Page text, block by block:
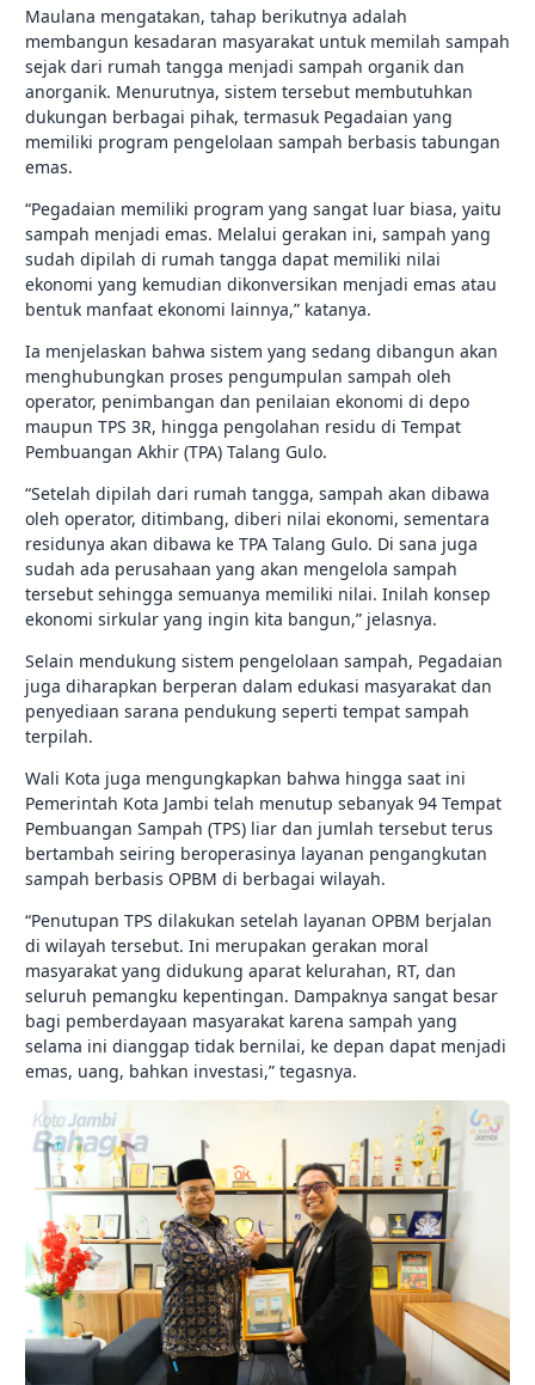
Maulana mengatakan, tahap berikutnya adalah
membangun kesadaran masyarakat untuk memilah sampah
sejak dari rumah tangga menjadi sampah organik dan
anorganik. Menurutnya, sistem tersebut membutuhkan
dukungan berbagai pihak, termasuk Pegadaian yang
memiliki program pengelolaan sampah berbasis tabungan
emas.
“Pegadaian memiliki program yang sangat luar biasa, yaitu
sampah menjadi emas. Melalui gerakan ini, sampah yang
sudah dipilah di rumah tangga dapat memiliki nilai
ekonomi yang kemudian dikonversikan menjadi emas atau
bentuk manfaat ekonomi lainnya,” katanya.
Ia menjelaskan bahwa sistem yang sedang dibangun akan
menghubungkan proses pengumpulan sampah oleh
operator, penimbangan dan penilaian ekonomi di depo
maupun TPS 3R, hingga pengolahan residu di Tempat
Pembuangan Akhir (TPA) Talang Gulo.
“Setelah dipilah dari rumah tangga, sampah akan dibawa
oleh operator, ditimbang, diberi nilai ekonomi, sementara
residunya akan dibawa ke TPA Talang Gulo. Di sana juga
sudah ada perusahaan yang akan mengelola sampah
tersebut sehingga semuanya memiliki nilai. Inilah konsep
ekonomi sirkular yang ingin kita bangun,” jelasnya.
Selain mendukung sistem pengelolaan sampah, Pegadaian
juga diharapkan berperan dalam edukasi masyarakat dan
penyediaan sarana pendukung seperti tempat sampah
terpilah.
Wali Kota juga mengungkapkan bahwa hingga saat ini
Pemerintah Kota Jambi telah menutup sebanyak 94 Tempat
Pembuangan Sampah (TPS) liar dan jumlah tersebut terus
bertambah seiring beroperasinya layanan pengangkutan
sampah berbasis OPBM di berbagai wilayah.
“Penutupan TPS dilakukan setelah layanan OPBM berjalan
di wilayah tersebut. Ini merupakan gerakan moral
masyarakat yang didukung aparat kelurahan, RT, dan
seluruh pemangku kepentingan. Dampaknya sangat besar
bagi pemberdayaan masyarakat karena sampah yang
selama ini dianggap tidak bernilai, ke depan dapat menjadi
emas, uang, bahkan investasi,” tegasnya.